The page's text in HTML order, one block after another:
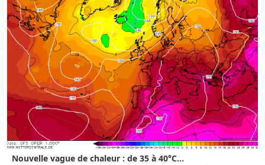
Nouvelle vague de chaleur : de 35 à 40°C...